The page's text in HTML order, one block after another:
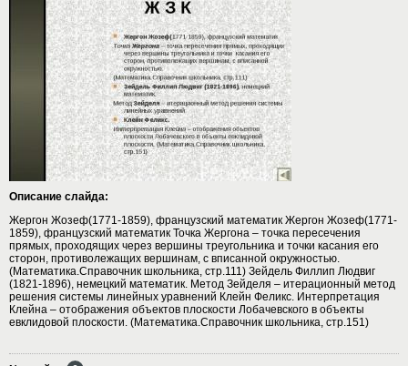
Описание слайда:
Жергон Жозеф(1771-1859), французский математик Жергон Жозеф(1771-
1859), французский математик Точка Жергона – точка пересечения
прямых, проходящих через вершины треугольника и точки касания его
сторон, противолежащих вершинам, с вписанной окружностью.
(Математика.Справочник школьника, стр.111) Зейдель Филлип Людвиг
(1821-1896), немецкий математик. Метод Зейделя – итерационный метод
решения системы линейных уравнений Клейн Феликс. Интерпретация
Клейна – отображения объектов плоскости Лобачевского в объекты
евклидовой плоскости. (Математика.Справочник школьника, стр.151)